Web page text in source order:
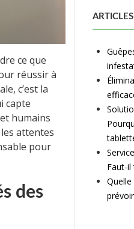
ce que
réussir à
c’est la
capte
humains
attentes
pour
des
Faut-